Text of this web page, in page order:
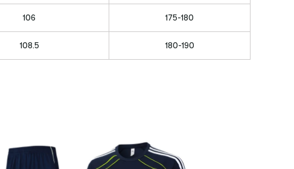
106 175-180
108.5 180-190